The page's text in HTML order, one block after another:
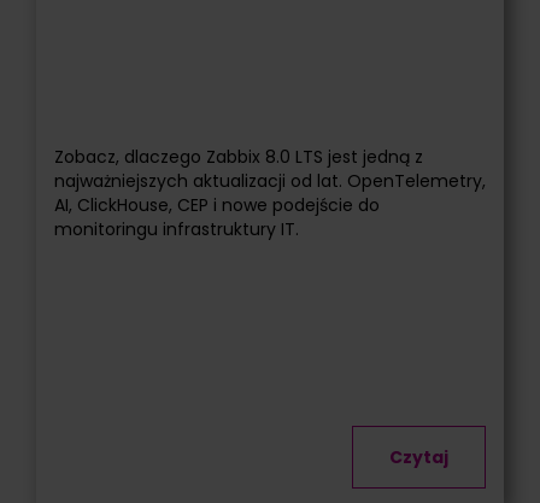
Zobacz, dlaczego Zabbix 8.0 LTS jest jedną z
najważniejszych aktualizacji od lat. OpenTelemetry,
AI, ClickHouse, CEP i nowe podejście do
monitoringu infrastruktury IT.
Czytaj